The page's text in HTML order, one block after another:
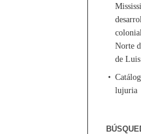
Norte
de
lujuria